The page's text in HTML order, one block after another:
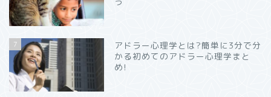
7
アドラー心理学とは?簡単に3分で分
かる初めてのアドラー心理学まと
め!